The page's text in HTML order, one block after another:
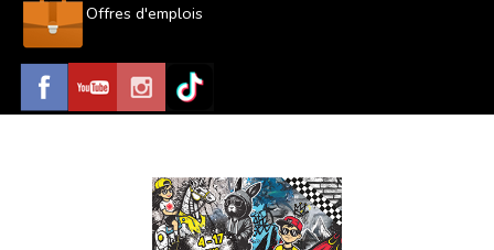
Offres d'emplois